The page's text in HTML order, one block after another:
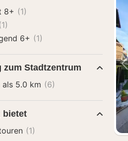
Sehr gut 8+ (1)
6+ (1)
zum Stadtzentrum
als 5.0 km (6)
bietet
(1)